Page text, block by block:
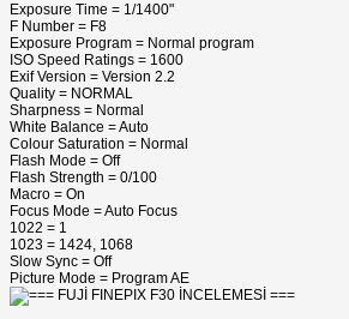
Exposure Time = 1/1400"
F Number = F8
Exposure Program = Normal program
ISO Speed Ratings = 1600
Exif Version = Version 2.2
Quality = NORMAL
Sharpness = Normal
White Balance = Auto
Colour Saturation = Normal
Flash Mode = Off
Flash Strength = 0/100
Macro = On
Focus Mode = Auto Focus
1022 = 1
1023 = 1424, 1068
Slow Sync = Off
Picture Mode = Program AE